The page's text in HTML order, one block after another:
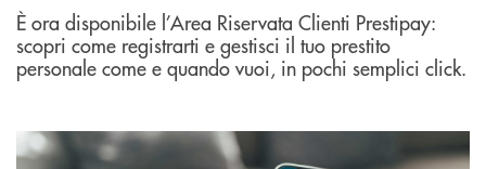
È ora disponibile l’Area Riservata Clienti Prestipay:
scopri come registrarti e gestisci il tuo prestito
personale come e quando vuoi, in pochi semplici click.